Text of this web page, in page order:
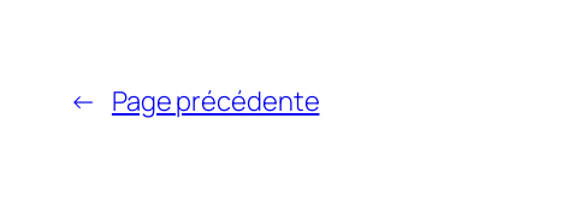
← Page précédente